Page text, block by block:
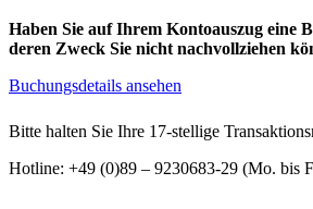
Haben Sie auf Ihrem Kontoauszug eine
deren Zweck Sie nicht nachvollziehen
Buchungsdetails ansehen
Bitte halten Sie Ihre 17-stellige
Hotline: +49 (0)89 – 9230683-29 (Mo. bis